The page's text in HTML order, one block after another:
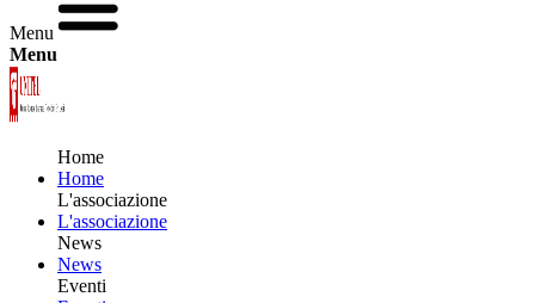
Menu
Menu
Home
Home
L'associazione
L'associazione
News
News
Eventi